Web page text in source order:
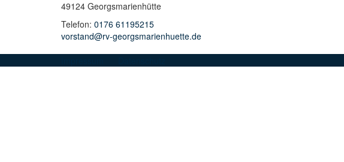
49124 Georgsmarienhütte
Telefon: 0176 61195215
vorstand@rv-georgsmarienhuette.de